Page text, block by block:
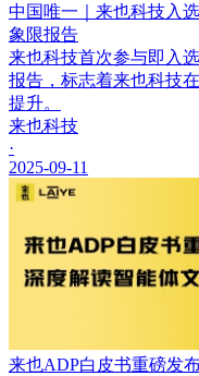
中国唯一｜来也科技入
象限报告
来也科技首次参与即入
报告，标志着来也科技
提升。
来也科技
·
2025-09-11
来也ADP白皮书重磅发